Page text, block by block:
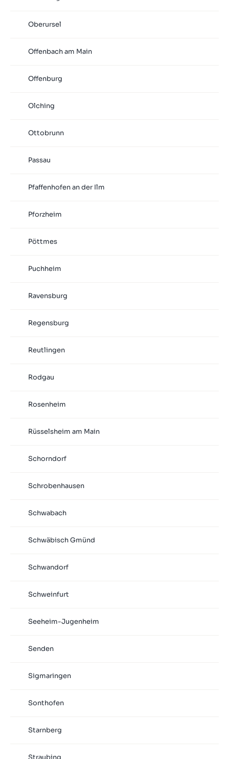
Oberursel
Offenbach am Main
Offenburg
Olching
Ottobrunn
Passau
Pfaffenhofen an der Ilm
Pforzheim
Pöttmes
Puchheim
Ravensburg
Regensburg
Reutlingen
Rodgau
Rosenheim
Rüsselsheim am Main
Schorndorf
Schrobenhausen
Schwabach
Schwäbisch Gmünd
Schwandorf
Schweinfurt
Seeheim-Jugenheim
Senden
Sigmaringen
Sonthofen
Starnberg